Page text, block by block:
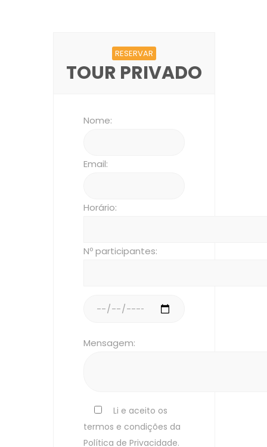
RESERVAR
TOUR PRIVADO
Nome:
Email:
Horário:
Nº participantes:
Mensagem:
Li e aceito os
termos e condições da
Política de Privacidade.